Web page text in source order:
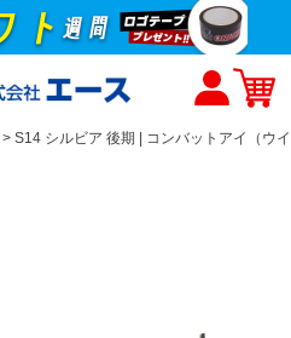
S14 シルビア 後期 | コンバットアイ（ウ